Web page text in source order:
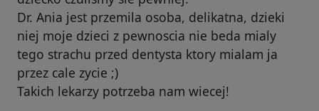
Dr. Ania jest przemila osoba, delikatna, dzieki
niej moje dzieci z pewnoscia nie beda mialy
tego strachu przed dentysta ktory mialam ja
przez cale zycie ;)
Takich lekarzy potrzeba nam wiecej!